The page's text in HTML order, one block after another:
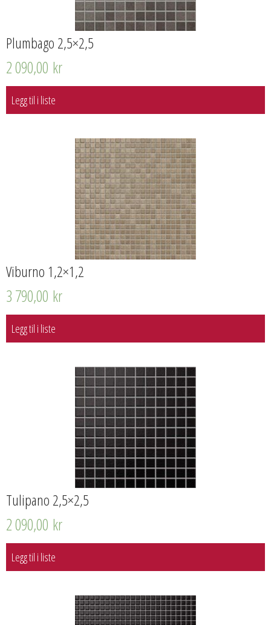
Plumbago 2,5×2,5
2 090,00 kr
Legg til i liste
Viburno 1,2×1,2
3 790,00 kr
Legg til i liste
Tulipano 2,5×2,5
2 090,00 kr
Legg til i liste